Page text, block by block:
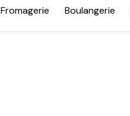
Fromagerie Boulangerie